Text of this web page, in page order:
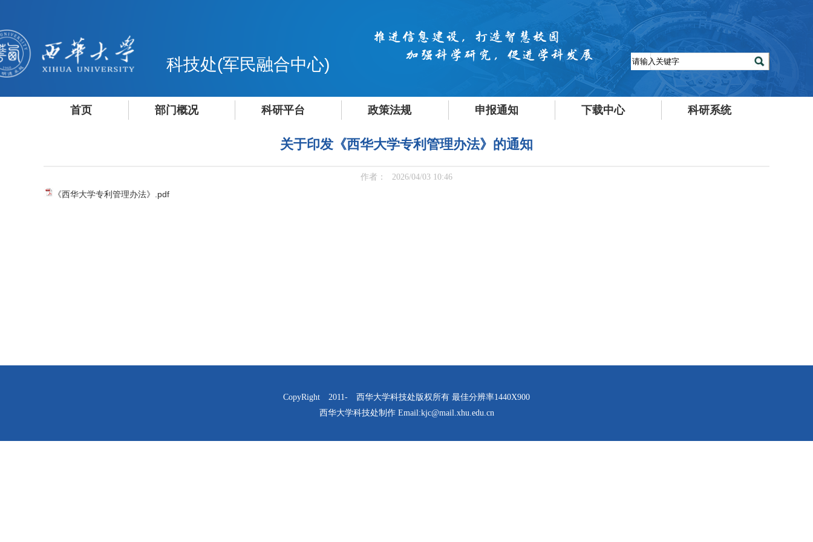
科技处(军民融合中心)
首页 部门概况 科研平台 政策法规 申报通知 下载中心 科研系统
关于印发《西华大学专利管理办法》的通知
作者： 2026/04/03 10:46
《西华大学专利管理办法》.pdf
CopyRight 2011- 西华大学科技处版权所有 最佳分辨率1440X900
西华大学科技处制作 Email:kjc@mail.xhu.edu.cn